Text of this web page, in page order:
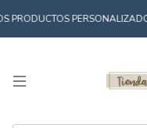
PERSONALIZADOS